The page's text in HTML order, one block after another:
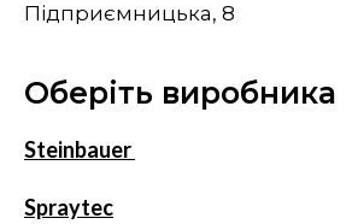
Підприємницька, 8
Оберіть виробника
Steinbauer
Spraytec